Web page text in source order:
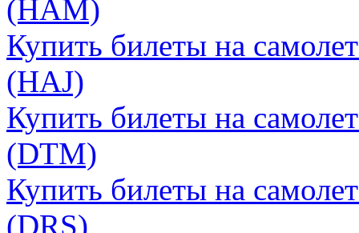
(HAM)
Купить билеты на
(HAJ)
Купить билеты на
(DTM)
Купить билеты на
(DRS)